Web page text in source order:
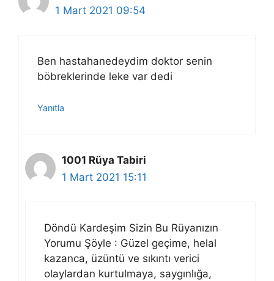
1 Mart 2021 09:54
Ben hastahanedeydim doktor senin
böbreklerinde leke var dedi
Yanıtla
1001 Rüya Tabiri
1 Mart 2021 15:11
Döndü Kardeşim Sizin Bu Rüyanızın
Yorumu Şöyle : Güzel geçime, helal
kazanca, üzüntü ve sıkıntı verici
olaylardan kurtulmaya, saygınlığa,